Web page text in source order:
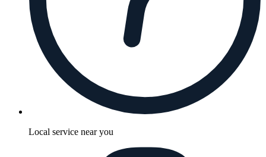
Local service near you